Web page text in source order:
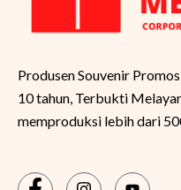
Produsen Souvenir
10 tahun, Terbukti
memproduksi lebih dari